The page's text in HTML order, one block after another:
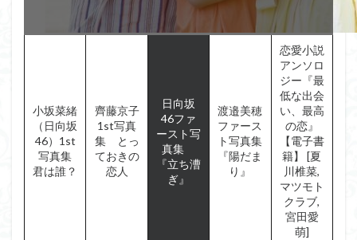
小坂菜緒
（日向坂
46）1st
写真集
君は誰？
齊藤京子
1st写真
集 とっ
ておきの
恋人
日向坂
46ファ
ースト写
真集
『立ち漕
ぎ』
渡邉美穂
ファース
ト写真集
『陽だま
り』
恋愛小説
アンソロ
ジー『最
低な出会
い、最高
の恋』
【電子書
籍】 [夏
川椎菜,
マツモト
クラブ,
宮田愛
萌]